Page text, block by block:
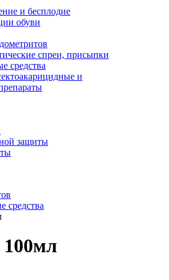
и бесплодие
обуви
спреи, присыпки
средства
и
защиты
средства